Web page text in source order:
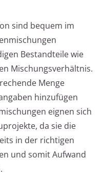
sind bequem im
Bestandteile wie
Mischungsverhältnis.
Menge
hinzufügen
eignen sich
da sie die
in der richtigen
und somit Aufwand